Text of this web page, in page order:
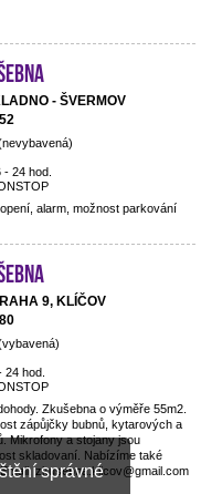
správné
- ŠVERMOV
- 24 hod.
alarm, možnost parkování
9, KLÍČOV
24 hod.
Zkušebna o výměře 55m2.
zápůjčky bubnů, kytarových a
Mikrofony a stojany jsou
skladovaní. Nabízíme také
zkusebna.klicov@gmail.com